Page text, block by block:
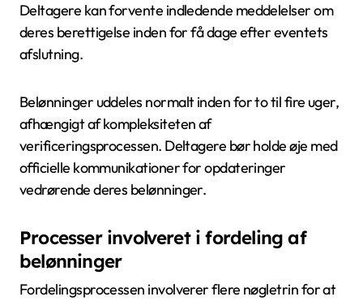
Deltagere kan forvente indledende meddelelser om
deres berettigelse inden for få dage efter eventets
afslutning.
Belønninger uddeles normalt inden for to til fire uger,
afhængigt af kompleksiteten af
verificeringsprocessen. Deltagere bør holde øje med
officielle kommunikationer for opdateringer
vedrørende deres belønninger.
Processer involveret i fordeling af
belønninger
Fordelingsprocessen involverer flere nøgletrin for at